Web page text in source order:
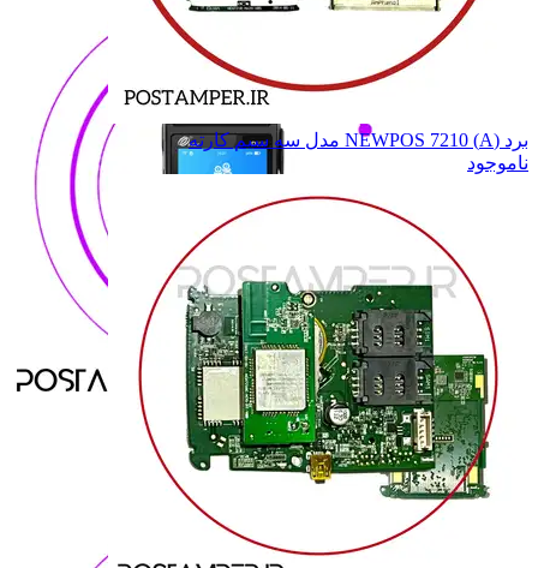
PAX PAX
AF70AF70
AF75AF75
همه دسته بندی های ANFU
برد (A) NEWPOS 7210 مدل سه سیم کارته
ناموجود